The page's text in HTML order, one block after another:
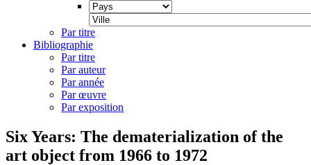
Par titre
Bibliographie
Par titre
Par auteur
Par année
Par œuvre
Par exposition
Six Years: The dematerialization of the
art object from 1966 to 1972